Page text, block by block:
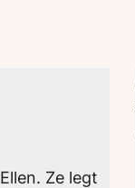
Ze legt